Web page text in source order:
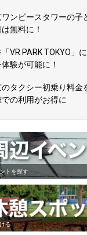
ワンピースタワーの子
無料に！
VR PARK TOKYO」
験が可能に！
タクシー初乗り料金
での利用がお得に
トを探す
る